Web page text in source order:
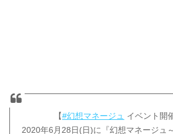
【#幻想マネージュ イベント開
2020年6月28日(日)に『幻想マネージュ